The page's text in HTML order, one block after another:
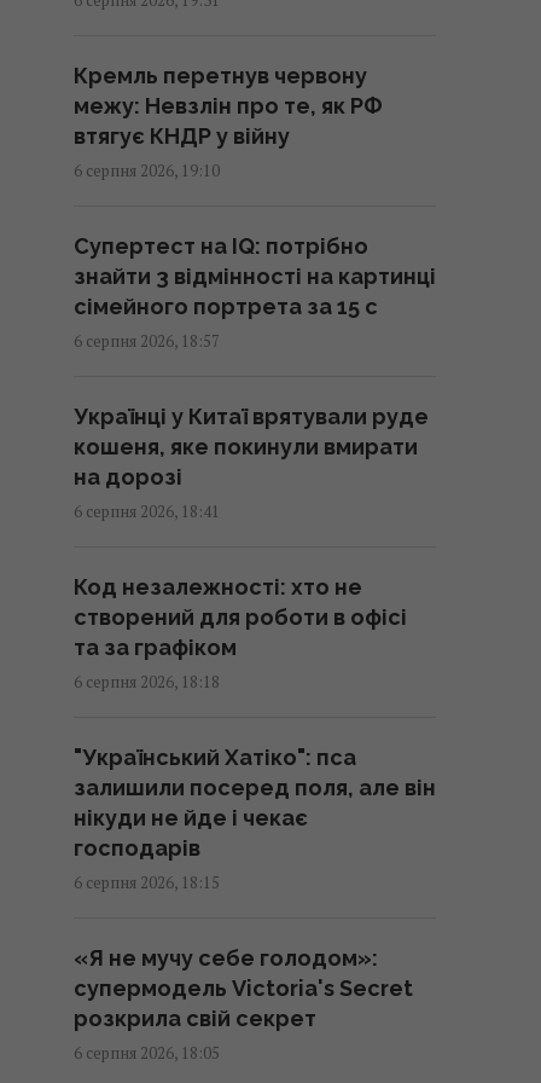
У Польщі заговорили про
можливість перехоплення
російських ракет над Україною,
- PAP
Люди, які народилися в ці
місяці, найвідповідальніші
19:30 четвер, 06 серпня 2026
В Україні розподіляти
електроенергію будуть по-
новому: Шмигаль розкрив
деталі
Супутник Сатурна обертається
настільки повільно, що його
доба триває майже 16 днів
Захід проігнорував прохання
Києва про термінові поставки
зенітних ракет, - NYT
18:56 четвер, 06 серпня 2026
Зустріч із "відьмою" змінила
все: зірка 2000-х вперше
розкрила, чому зникла зі сцени
18:42 четвер, 06 серпня 2026
Кремль перетнув червону
межу: Невзлін про те, як РФ
втягує КНДР у війну
6 серпня 2026, 19:10
Супертест на IQ: потрібно
знайти 3 відмінності на картинці
сімейного портрета за 15 с
6 серпня 2026, 18:57
Українці у Китаї врятували руде
кошеня, яке покинули вмирати
на дорозі
6 серпня 2026, 18:41
Код незалежності: хто не
створений для роботи в офісі
та за графіком
6 серпня 2026, 18:18
"Український Хатіко": пса
залишили посеред поля, але він
нікуди не йде і чекає
господарів
6 серпня 2026, 18:15
«Я не мучу себе голодом»:
супермодель Victoria's Secret
розкрила свій секрет
6 серпня 2026, 18:05